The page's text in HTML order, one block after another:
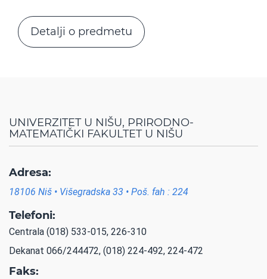
Detalji o predmetu
UNIVERZITET U NIŠU, PRIRODNO-
MATEMATIČKI FAKULTET U NIŠU
Adresa:
18106 Niš • Višegradska 33 • Poš. fah : 224
Telefoni:
Centrala (018) 533-015, 226-310
Dekanat 066/244472, (018) 224-492, 224-472
Faks: